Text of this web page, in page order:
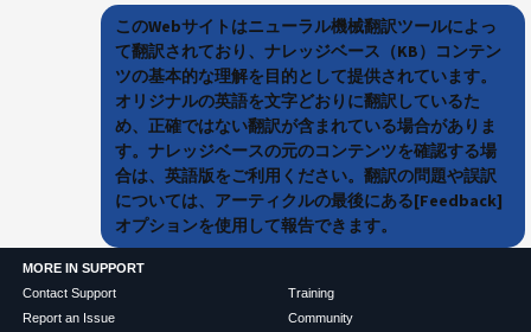
このWebサイトはニューラル機械翻訳ツールによっ
て翻訳されており、ナレッジベース（KB）コンテン
ツの基本的な理解を目的として提供されています。
オリジナルの英語を文字どおりに翻訳しているた
め、正確ではない翻訳が含まれている場合がありま
す。ナレッジベースの元のコンテンツを確認する場
合は、英語版をご利用ください。翻訳の問題や誤訳
については、アーティクルの最後にある[Feedback]
オプションを使用して報告できます。
MORE IN SUPPORT
Contact Support
Report an Issue
Training
Community